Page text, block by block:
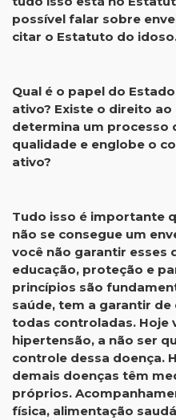
possível falar sobre
citar o Estatuto do
Qual é o papel do
ativo? Existe o direito
determina um processo
qualidade e englobe o
ativo?
Tudo isso é importante
não se consegue um
você não garantir esses
educação, proteção e
princípios são
saúde, tem a garantir
todas controladas. Hoje
hipertensão, a não ser
controle dessa doença.
demais doenças têm
próprios.
física, alimentação